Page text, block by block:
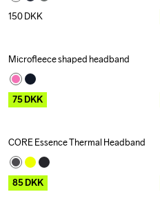
150DKK
Outlet
Microfleece shaped headband
75DKK
Outlet
CORE Essence Thermal Headband
85DKK